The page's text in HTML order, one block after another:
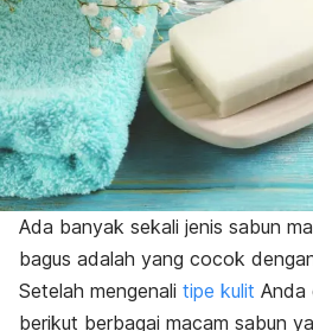
Ada banyak sekali jenis sabun
bagus adalah yang cocok
Setelah mengenali tipe kulit Anda
berikut berbagai macam sabun